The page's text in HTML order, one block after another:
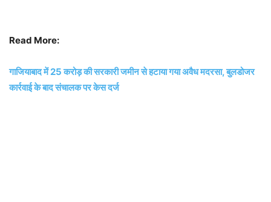
Read More:
गाजियाबाद में 25 करोड़ की सरकारी जमीन से हटाया गया अवैध मदरसा, बुलडोजर
कार्रवाई के बाद संचालक पर केस दर्ज